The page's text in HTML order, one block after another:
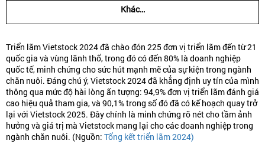
Khác…
Triển lãm Vietstock 2024 đã chào đón 225 đơn vị triển lãm đến từ 21
quốc gia và vùng lãnh thổ, trong đó có đến 80% là doanh nghiệp
quốc tế, minh chứng cho sức hút mạnh mẽ của sự kiện trong ngành
chăn nuôi. Đáng chú ý, Vietstock 2024 đã khẳng định uy tín của mình
thông qua mức độ hài lòng ấn tượng: 94,9% đơn vị triển lãm đánh giá
cao hiệu quả tham gia, và 90,1% trong số đó đã có kế hoạch quay trở
lại với Vietstock 2025. Đây chính là minh chứng rõ nét cho tầm ảnh
hưởng và giá trị mà Vietstock mang lại cho các doanh nghiệp trong
ngành chăn nuôi. (Nguồn: Tổng kết triển lãm 2024)